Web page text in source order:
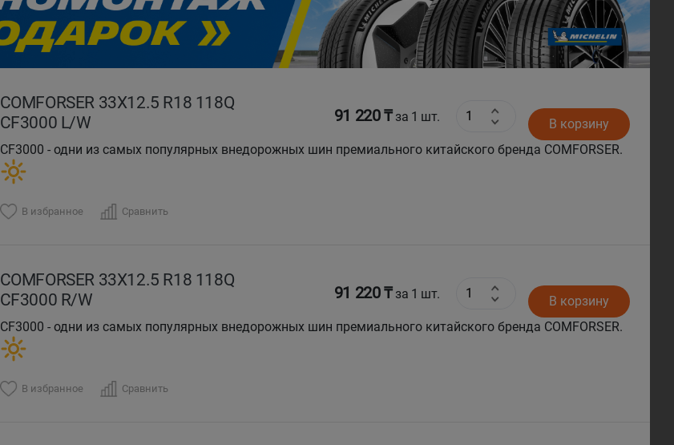
Next
COMFORSER 33X12.5 R18 118Q
CF3000 L/W
91 220 ₸за 1 шт.
В корзину
CF3000 - одни из самых популярных внедорожных шин премиального китайского бренда COMFORSER.
В избранное Сравнить
COMFORSER 33X12.5 R18 118Q
CF3000 R/W
91 220 ₸за 1 шт.
В корзину
CF3000 - одни из самых популярных внедорожных шин премиального китайского бренда COMFORSER.
В избранное Сравнить